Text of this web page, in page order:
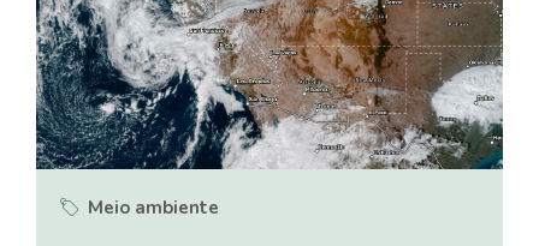
Meio ambiente